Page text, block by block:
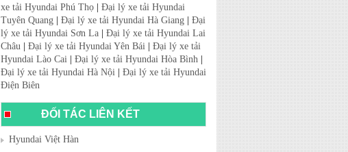
xe tải Hyundai Phú Thọ
Đại lý xe tải Hyundai
Tuyên Quang
Đại lý xe tải Hyundai Hà Giang
Đại
lý xe tải Hyundai Sơn La
Đại lý xe tải Hyundai Lai
Châu
Đại lý xe tải Hyundai Yên Bái
Đại lý xe tải
Hyundai Lào Cai
Đại lý xe tải Hyundai Hòa Bình
Đại lý xe tải Hyundai Hà Nội
Đại lý xe tải Hyundai
Điện Biên
ĐỐI TÁC LIÊN KẾT
Hyundai Việt Hàn